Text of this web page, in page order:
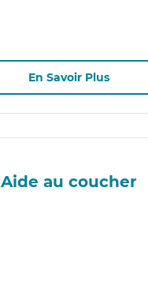
En Savoir Plus
Aide au coucher